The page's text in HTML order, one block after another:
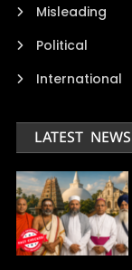
Misleading
Political
International
LATEST NEWS